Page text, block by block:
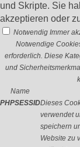
und Skripte. Sie
akzeptieren oder
Notwendig Immer
Notwendige
erforderlich. Diese
und
Name
PHPSESSIDDieses
verwendet
speichern
Website zu